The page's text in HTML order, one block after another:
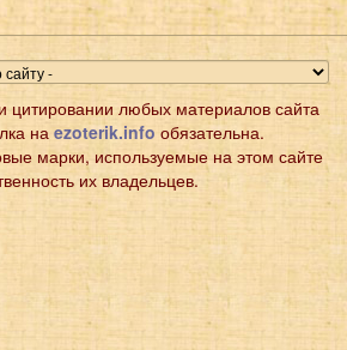
цитировании любых материалов сайта
на ezoterik.info обязательна.
марки, используемые на этом сайте
их владельцев.